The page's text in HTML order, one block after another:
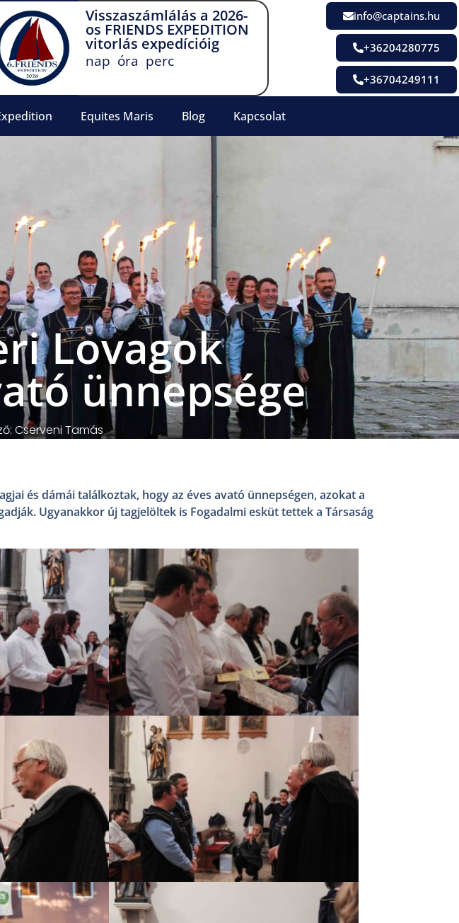
Visszaszámlálás a 2026-
os FRIENDS EXPEDITION
vitorlás expedícióig
nap óra perc
info@captains.hu
+36204280775
+36704249111
Equites Maris Blog Kapcsolat
Lovagok
ünnepsége
Cserveni Tamás
és dámái találkoztak, hogy az éves avató ünnepségen, azokat a
Ugyanakkor új tagjelöltek is Fogadalmi esküt tettek a Társaság